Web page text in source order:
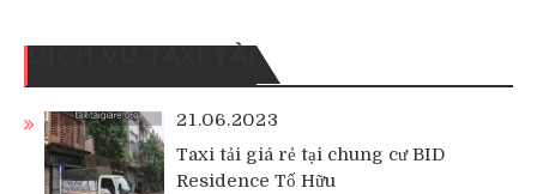
21.06.2023
Taxi tải giá rẻ tại chung cư BID
Residence Tố Hữu